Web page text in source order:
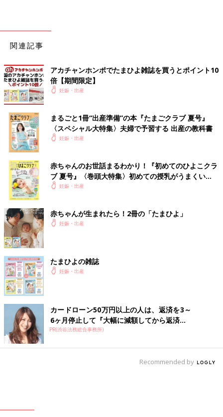
関連記事
アカチャンホンポでたまひよ雑誌を買うとポイント10
倍【期間限定】
妊娠・出産
まるごと1冊“出産準備”の本『たまごクラブ 夏号』
〈スペシャル大特集〉夫婦で予習する 出産の教科書
妊娠・出産
赤ちゃんのお世話まるわかり！『初めてのひよこクラ
ブ 夏号』〈巻頭大特集〉初めての授乳がうまくい
く！ おっぱい・ミルクの基本と夏のトラブル 解決テ
妊娠・出産
赤ちゃんが生まれたら！2冊の「たまひよ」
妊娠・出産
たまひよの雑誌
妊娠・出産
カードローン50万円以上の人は、返済を3～
6ヶ月停止して『大幅に減額してから返済...
PR(渋谷法務総合事務所)
Recommended by